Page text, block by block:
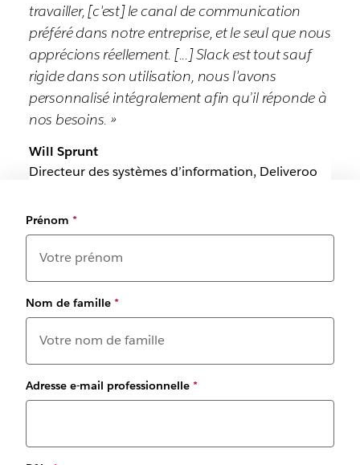
travailler, [c'est] le canal de communication
préféré dans notre entreprise, et le seul que nous
apprécions réellement. [...] Slack est tout sauf
rigide dans son utilisation, nous l'avons
personnalisé intégralement afin qu’il réponde à
nos besoins. »
Will Sprunt
Directeur des systèmes d’information, Deliveroo
Prénom *
Nom de famille *
Adresse e-mail professionnelle *